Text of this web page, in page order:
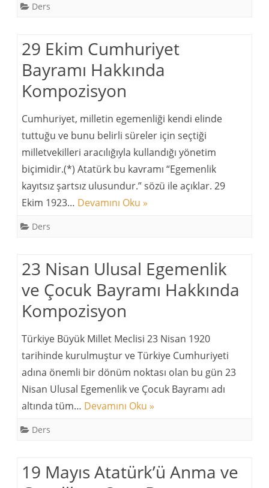
Ders
29 Ekim Cumhuriyet
Bayramı Hakkında
Kompozisyon
Cumhuriyet, milletin egemenliği kendi elinde
tuttuğu ve bunu belirli süreler için seçtiği
milletvekilleri aracılığıyla kullandığı yönetim
biçimidir.(*) Atatürk bu kavramı “Egemenlik
kayıtsız şartsız ulusundur.” sözü ile açıklar. 29
Ekim 1923… Devamını Oku »
Ders
23 Nisan Ulusal Egemenlik
ve Çocuk Bayramı Hakkında
Kompozisyon
Türkiye Büyük Millet Meclisi 23 Nisan 1920
tarihinde kurulmuştur ve Türkiye Cumhuriyeti
adına önemli bir dönüm noktası olan bu gün 23
Nisan Ulusal Egemenlik ve Çocuk Bayramı adı
altında tüm… Devamını Oku »
Ders
19 Mayıs Atatürk’ü Anma ve